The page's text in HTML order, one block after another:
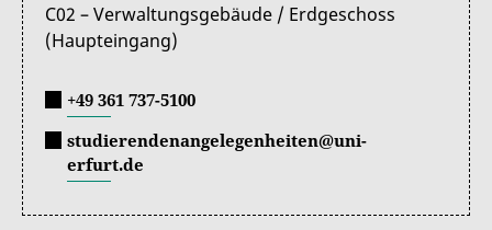
C02 – Verwaltungsgebäude / Erdgeschoss
(Haupteingang)
+49 361 737-5100
studierendenangelegenheiten@uni-
erfurt.de